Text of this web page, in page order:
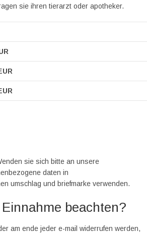
sie ihren tierarzt oder apotheker.
sie sich bitte an unsere
daten in
umschlag und briefmarke verwenden.
beachten?
am ende jeder e-mail widerrufen werden,